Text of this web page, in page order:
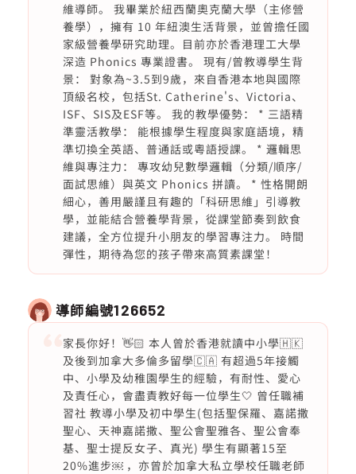
維導師。 我畢業於紐西蘭奧克蘭大學（主修營
養學），擁有 10 年紐澳生活背景，並曾擔任國
家級營養學研究助理。目前亦於香港理工大學
深造 Phonics 專業證書。 現有/曾教導學生背
景： 對象為~3.5到9歲，來自香港本地與國際
頂級名校，包括St. Catherine's、Victoria、
ISF、SIS及ESF等。 我的教學優勢： * 三語精
準靈活教學： 能根據學生程度與家庭語境，精
準切換全英語、普通話或粵語授課。 * 邏輯思
維與專注力： 專攻幼兒數學邏輯（分類/順序/
面試思維）與英文 Phonics 拼讀。 * 性格開朗
細心，善用嚴謹且有趣的「科研思維」引導教
學，並能結合營養學背景，從課堂節奏到飲食
建議，全方位提升小朋友的學習專注力。 時間
彈性，期待為您的孩子帶來高質素課堂！
導師編號126652
家長你好！👋🏻 本人曾於香港就讀中小學🇭🇰
及後到加拿大多倫多留學🇨🇦 有超過5年接觸
中、小學及幼稚園學生的經驗，有耐性、愛心
及責任心，會盡責教好每一位學生🤍 曾任職補
習社 教導小學及初中學生(包括聖保羅、嘉諾撒
聖心、天神嘉諾撒、聖公會聖雅各、聖公會奉
基、聖士提反女子、真光) 學生有顯著15至
20%進步￼ ，亦曾於加拿大私立學校任職老師